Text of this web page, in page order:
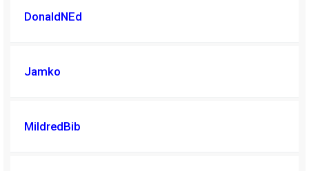
DonaldNEd
Jamko
MildredBib